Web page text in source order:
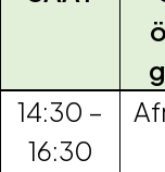
14:30 –
16:30